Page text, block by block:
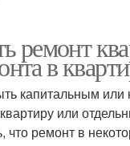
ремонт
в
капитальным или
или
что ремонт в